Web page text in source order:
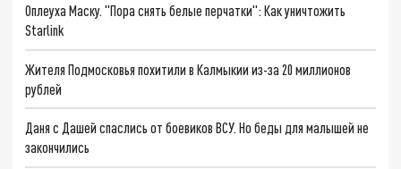
Оплеуха Маску. "Пора снять белые перчатки": Как уничтожить
Starlink
Жителя Подмосковья похитили в Калмыкии из-за 20 миллионов
рублей
Даня с Дашей спаслись от боевиков ВСУ. Но беды для малышей не
закончились